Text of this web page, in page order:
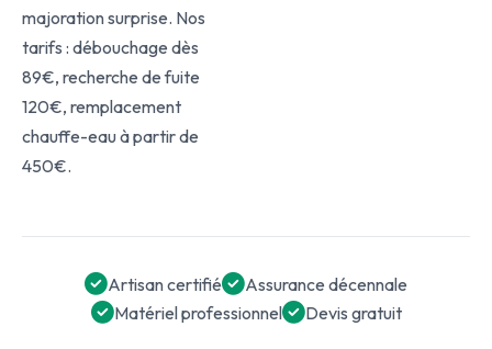
majoration surprise. Nos
tarifs : débouchage dès
89€, recherche de fuite
120€, remplacement
chauffe-eau à partir de
450€.
Artisan certifié
Assurance décennale
Matériel professionnel
Devis gratuit